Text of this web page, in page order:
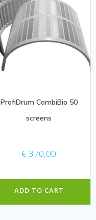
ProfiDrum CombiBio 50
screens
€ 370,00
ADD TO CART